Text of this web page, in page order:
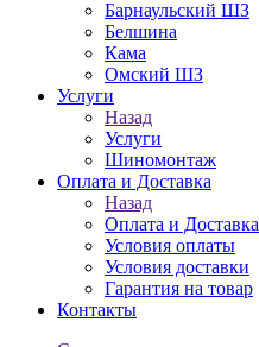
Барнаульский ШЗ
Белшина
Кама
Омский ШЗ
Услуги
Назад
Услуги
Шиномонтаж
Оплата и Доставка
Назад
Оплата и Доставка
Условия оплаты
Условия доставки
Гарантия на товар
Контакты